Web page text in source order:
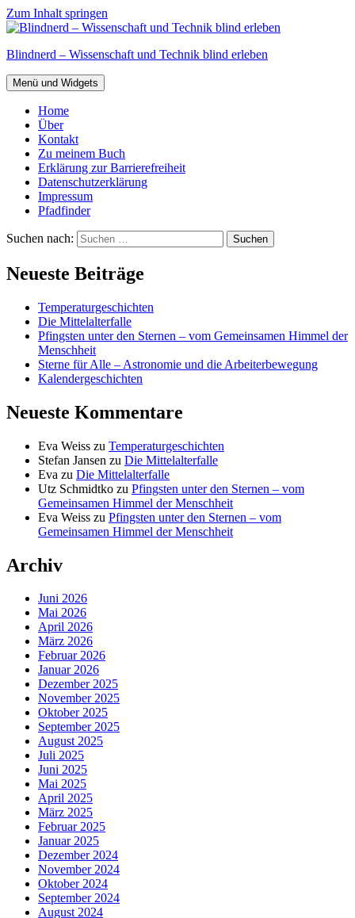
Zum Inhalt springen
Blindnerd – Wissenschaft und Technik blind erleben
Menü und Widgets
Home
Über
Kontakt
Zu meinem Buch
Erklärung zur Barrierefreiheit
Datenschutzerklärung
Impressum
Pfadfinder
Suchen nach:
Neueste Beiträge
Temperaturgeschichten
Die Mittelalterfalle
Pfingsten unter den Sternen – vom Gemeinsamen Himmel der
Menschheit
Sterne für Alle – Astronomie und die Arbeiterbewegung
Kalendergeschichten
Neueste Kommentare
Eva Weiss zu Temperaturgeschichten
Stefan Jansen zu Die Mittelalterfalle
Eva zu Die Mittelalterfalle
Utz Schmidtko zu Pfingsten unter den Sternen – vom
Gemeinsamen Himmel der Menschheit
Eva Weiss zu Pfingsten unter den Sternen – vom
Gemeinsamen Himmel der Menschheit
Archiv
Juni 2026
Mai 2026
April 2026
März 2026
Februar 2026
Januar 2026
Dezember 2025
November 2025
Oktober 2025
September 2025
August 2025
Juli 2025
Juni 2025
Mai 2025
April 2025
März 2025
Februar 2025
Januar 2025
Dezember 2024
November 2024
Oktober 2024
September 2024
August 2024